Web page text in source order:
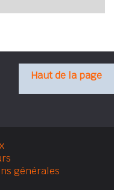
Haut de la page
générales